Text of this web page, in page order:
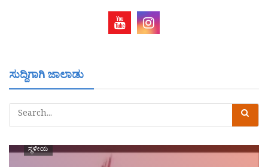
ಸುದ್ದಿಗಾಗಿ ಜಾಲಾಡು
ಸ್ಥಳೀಯ